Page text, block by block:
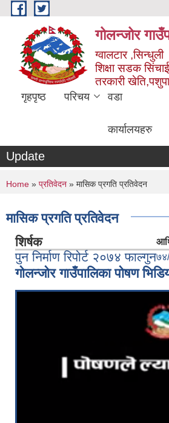
Skip to main content
गोलन्जोर
ग्वालटार ,सिन्धुली
शिक्षा सडक सिंचाई
तरकारी
गृहपृष्ठ परिचय वडा
कार्यालयहरु
Update
You are here
Home » प्रतिवेदन » मासिक प्रगति प्रतिवेदन
मासिक प्रगति प्रतिवेदन
शिर्षक
पुन निर्माण रिपोर्ट २०७४ फाल्गुन
गोलन्जोर गाउँपालिका पोषण